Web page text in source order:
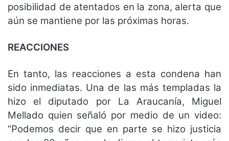
posibilidad de atentados en la zona, alerta que
aún se mantiene por las próximas horas.
REACCIONES
En tanto, las reacciones a esta condena han
sido inmediatas. Una de las más templadas la
hizo el diputado por La Araucanía, Miguel
Mellado quien señaló por medio de un video:
“Podemos decir que en parte se hizo justicia